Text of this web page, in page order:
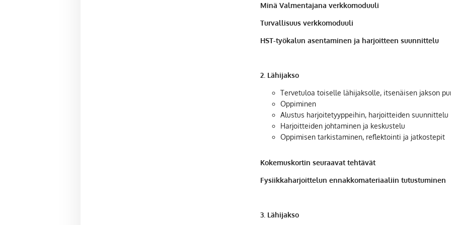
Minä Valmentajana verkkomoduuli
Turvallisuus verkkomoduuli
HST-työkalun asentaminen ja harjoitteen suunnittelu
2. Lähijakso
Tervetuloa toiselle lähijaksolle, itsenäisen jakson
Oppiminen
Alustus harjoitetyyppeihin, harjoitteiden suunnittelu
Harjoitteiden johtaminen ja keskustelu
Oppimisen tarkistaminen, reflektointi ja jatkostepit
Kokemuskortin seuraavat tehtävät
Fysiikkaharjoittelun ennakkomateriaaliin tutustuminen
3. Lähijakso